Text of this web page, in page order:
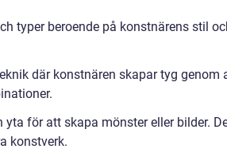
typer beroende på konstnärens stil
där konstnären skapar tyg genom
yta för att skapa mönster eller bilder.
konstverk.